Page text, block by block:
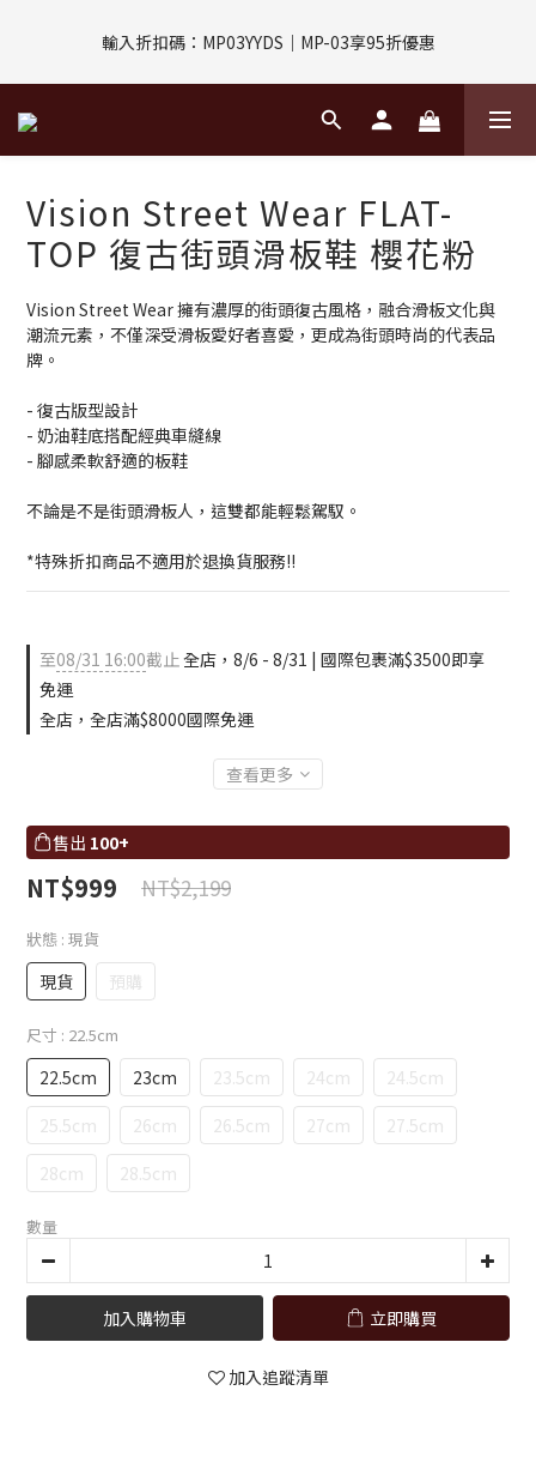
金
輸入折扣碼：MP03YYDS｜MP-03享95折優惠
指定付款方式｜即享2%回饋(信用卡、APPLE PAY、LINE PAY)
金
Vision Street Wear FLAT-
TOP 復古街頭滑板鞋 櫻花粉
Vision Street Wear 擁有濃厚的街頭復古風格，融合滑板文化與
潮流元素，不僅深受滑板愛好者喜愛，更成為街頭時尚的代表品
牌。
- 復古版型設計
- 奶油鞋底搭配經典車縫線
- 腳感柔軟舒適的板鞋
不論是不是街頭滑板人，這雙都能輕鬆駕馭。
*特殊折扣商品不適用於退換貨服務!!
至08/31 16:00截止全店，8/6 - 8/31 | 國際包裹滿$3500即享
免運
全店，全店滿$8000國際免運
查看更多
售出 100+
NT$999 NT$2,199
狀態 : 現貨
現貨 預購
尺寸 : 22.5cm
22.5cm 23cm 23.5cm 24cm
24.5cm
25.5cm
26cm 26.5cm 27cm
27.5cm
28cm
28.5cm
數量
加入購物車 立即購買
加入追蹤清單